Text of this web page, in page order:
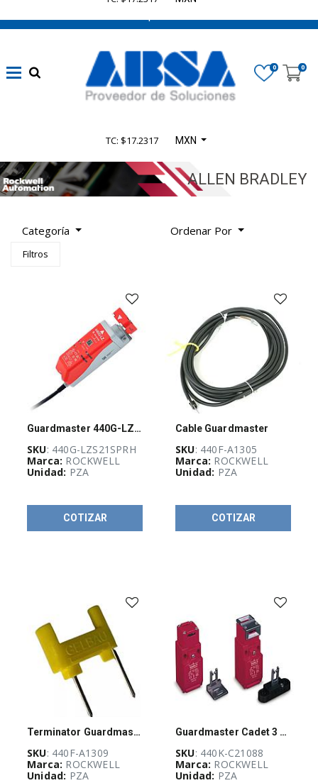
0 0
TC: $17.2317 MXN
ALLEN BRADLEY
Categoría Ordenar Por
Filtros
Producto
PRODUCTOS
CONTROL
INDUSTRIAL
GUÍA
OUTLET
INFRAESTRUCTURA
Guardmaster 440G-LZ Guardlock Switch
SKU: 440G-LZS21SPRH
Marca: ROCKWELL
Unidad: PZA
COTIZAR
Cable Guardmaster
SKU: 440F-A1305
Marca: ROCKWELL
Unidad: PZA
COTIZAR
Terminator Guardmaster
SKU: 440F-A1309
Marca: ROCKWELL
Unidad: PZA
Guardmaster Cadet 3 Tongue Interlock
SKU: 440K-C21088
Marca: ROCKWELL
Unidad: PZA